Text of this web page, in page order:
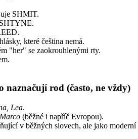
SHMIT.
které čeština nemá.
"her" se zaokrouhlenými rty.
naznačují rod (často, ne vždy)
Lea.
(běžné i napříč Evropou).
v běžných slovech, ale jako